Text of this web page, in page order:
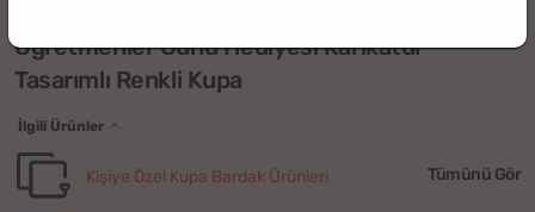
Öğretmenler Günü Hediyesi Karikatür
Tasarımlı Renkli Kupa
İlgili Ürünler
Kişiye Özel Kupa Bardak Ürünleri Tümünü Gör